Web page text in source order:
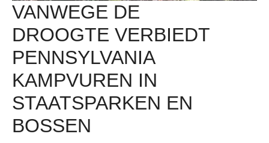
VANWEGE DE
DROOGTE VERBIEDT
PENNSYLVANIA
KAMPVUREN IN
STAATSPARKEN EN
BOSSEN